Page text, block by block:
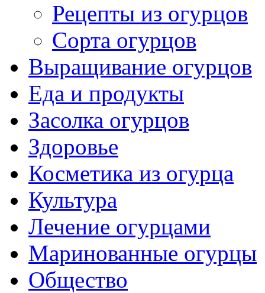
Рецепты из огурцов
Сорта огурцов
Выращивание огурцов
Еда и продукты
Засолка огурцов
Здоровье
Косметика из огурца
Культура
Лечение огурцами
Маринованные огурцы
Общество